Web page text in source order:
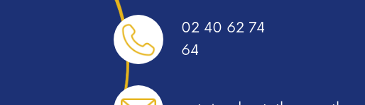
02 40 62 74
64